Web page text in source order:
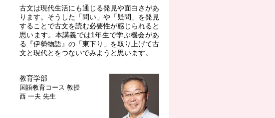
古文は現代生活にも通じる発見や面白さがあ
ります。そうした「問い」や「疑問」を発見
することで古文を読む必要性が感じられると
思います。本講義では1年生で学ぶ機会があ
る『伊勢物語』の「東下り」を取り上げて古
文と現代とをつないでみようと思います。
教育学部
国語教育コース 教授
西 一夫 先生